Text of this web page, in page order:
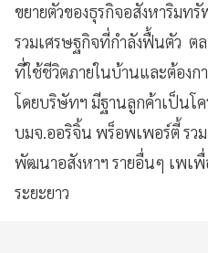
ขยายตัวของธุรกิจอสังหาริมท
รวมเศรษฐกิจที่กำลังฟื้นตัว ต
ที่ใช้ชีวิตภายในบ้านและต้องก
โดยบริษัทฯ มีฐานลูกค้าเป็นโค
บมจ.ออริจิ้น พร็อพเพอร์ตี้ รว
พัฒนาอสังหาฯ รายอื่นๆ เพเพื่
ระยะยาว